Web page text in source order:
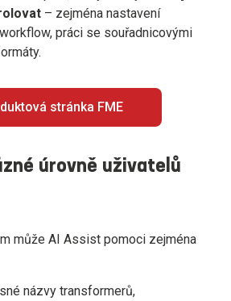
– zejména nastavení
práci se souřadnicovými
stránka FME
úrovně uživatelů
může AI Assist pomoci zejména
názvy transformerů,